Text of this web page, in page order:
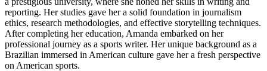
reporting. Her studies gave her a solid foundation in journalism
ethics, research methodologies, and effective storytelling techniques.
After completing her education, Amanda embarked on her
professional journey as a sports writer. Her unique background as a
Brazilian immersed in American culture gave her a fresh perspective
on American sports.